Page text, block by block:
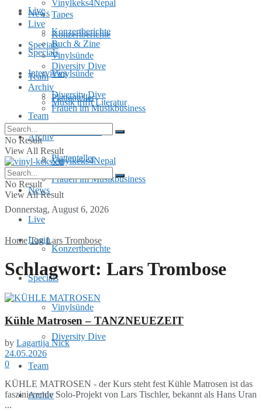
Live
Konzertberichte
Specials
Vinylsünde
Diversity Dive
Team
Archiv
Plattenteller
Frauen im Musikbusiness
Donnerstag, August 6, 2026
Login
Tapes
Buch & Zine
Interviews
Musik trifft Literatur
Vinylkeks4Nepal
News
Live
Konzertberichte
Specials
Vinylsünde
Diversity Dive
Team
Archiv
Vinylkeks4Nepal
News
Live
Konzertberichte
Specials
Vinylsünde
Diversity Dive
Team
Archiv
Plattenteller
Frauen im Musikbusiness
No Result
View All Result
No Result
View All Result
Home Tag Lars Trombose
Schlagwort: Lars Trombose
Kühle Matrosen – TANZNEUEZEIT
by Lagartija Nick
24.05.2026
0
KÜHLE MATROSEN - der Kurs steht fest Kühle Matrosen ist das
faszinierende Solo-Projekt von Lars Tischler, bekannt als Hans Uran
...